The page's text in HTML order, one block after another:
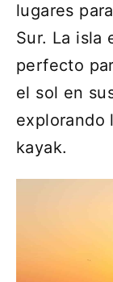
lugares
Sur. La isla
perfecto
el sol en
explorando
kayak.